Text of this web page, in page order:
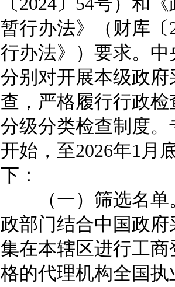
暂行办法》（财库〔
行办法》）要求。
分别对开展本级政
查，严格履行行政
分级分类检查制度。
开始，至2026年1月
下：
（一）筛选名单
政部门结合中国政
集在本辖区进行工
格的代理机构全国